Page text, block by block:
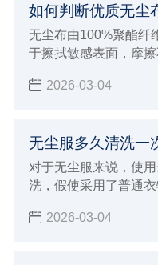
如何判断优质无尘
无尘布由100%聚酯纤
于擦拭敏感表面，摩
2026-03-04
无尘服多久清洗一
对于无尘服来说，使
洗，假使采用了普通
搬运过程中，也会有
2026-03-04